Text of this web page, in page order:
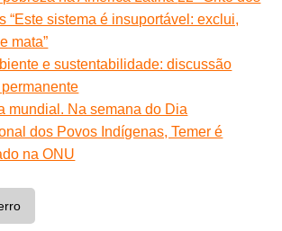
“Este sistema é insuportável: exclui,
mata”
e sustentabilidade: discussão
mundial. Na semana do Dia
dos Povos Indígenas, Temer é
na ONU